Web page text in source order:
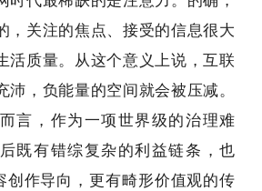
，关注的焦点、接受的信息很大
活质量。从这个意义上说，互联
沛，负能量的空间就会被压减。
言，作为一项世界级的治理难
既有错综复杂的利益链条，也
创作导向，更有畸形价值观的传